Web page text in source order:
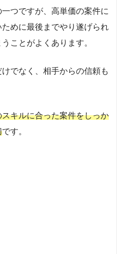
つですが、高単価の案件に
めに最後までやり遂げられ
ことがよくあります。
でなく、相手からの信頼も
スキルに合った案件をしっか
です。